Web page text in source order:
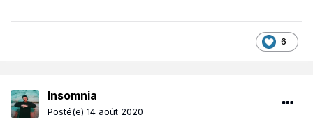
6
Insomnia
Posté(e) 14 août 2020